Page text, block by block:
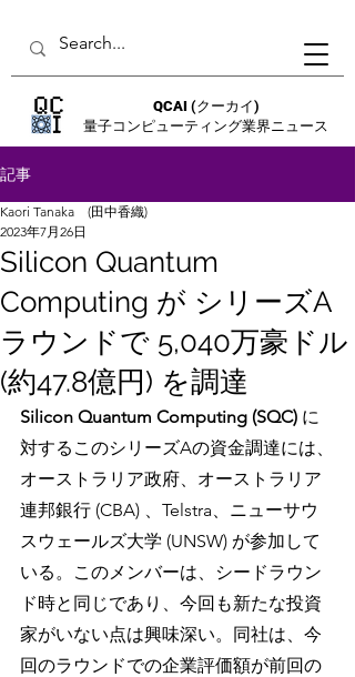
QCAI (クーカイ)
量子コンピューティング業界ニュース
記事
Silicon Quantum
Computing が シリーズA
ラウンドで 5,040万豪ドル
(約47.8億円) を調達
Kaori Tanaka (田中香織)
2023年7月26日
Silicon Quantum Computing (SQC) に
対するこのシリーズAの資金調達には、
オーストラリア政府、オーストラリア
連邦銀行 (CBA) 、Telstra、ニューサウ
スウェールズ大学 (UNSW) が参加して
いる。このメンバーは、シードラウン
ド時と同じであり、今回も新たな投資
家がいない点は興味深い。同社は、今
回のラウンドでの企業評価額が前回の